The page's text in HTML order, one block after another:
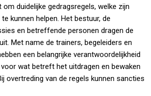
om duidelijke gedragsregels, welke zijn
kunnen helpen. Het bestuur, de
en betreffende personen dragen de
Met name de trainers, begeleiders en
een belangrijke verantwoordelijkheid
wat betreft het uitdragen en bewaken
overtreding van de regels kunnen sancties